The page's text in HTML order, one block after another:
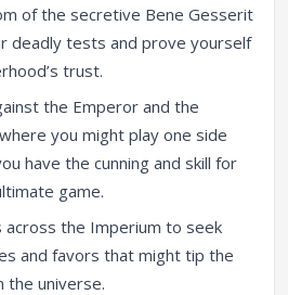
of the secretive Bene Gesserit
deadly tests and prove yourself
trust.
the Emperor and the
you might play one side
have the cunning and skill for
game.
across the Imperium to seek
and favors that might tip the
the universe.